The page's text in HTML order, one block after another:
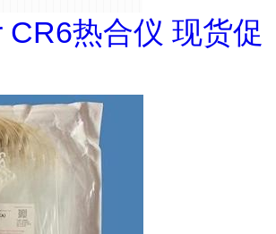
CR6热合仪 现货促